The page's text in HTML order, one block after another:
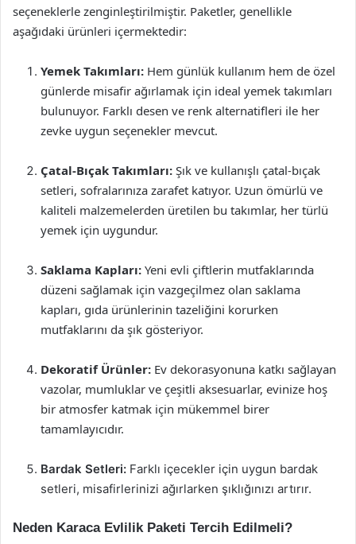
seçeneklerle zenginleştirilmiştir. Paketler, genellikle
aşağıdaki ürünleri içermektedir:
Yemek Takımları: Hem günlük kullanım hem de özel
günlerde misafir ağırlamak için ideal yemek takımları
bulunuyor. Farklı desen ve renk alternatifleri ile her
zevke uygun seçenekler mevcut.
Çatal-Bıçak Takımları: Şık ve kullanışlı çatal-bıçak
setleri, sofralarınıza zarafet katıyor. Uzun ömürlü ve
kaliteli malzemelerden üretilen bu takımlar, her türlü
yemek için uygundur.
Saklama Kapları: Yeni evli çiftlerin mutfaklarında
düzeni sağlamak için vazgeçilmez olan saklama
kapları, gıda ürünlerinin tazeliğini korurken
mutfaklarını da şık gösteriyor.
Dekoratif Ürünler: Ev dekorasyonuna katkı sağlayan
vazolar, mumluklar ve çeşitli aksesuarlar, evinize hoş
bir atmosfer katmak için mükemmel birer
tamamlayıcıdır.
Bardak Setleri: Farklı içecekler için uygun bardak
setleri, misafirlerinizi ağırlarken şıklığınızı artırır.
Neden Karaca Evlilik Paketi Tercih Edilmeli?